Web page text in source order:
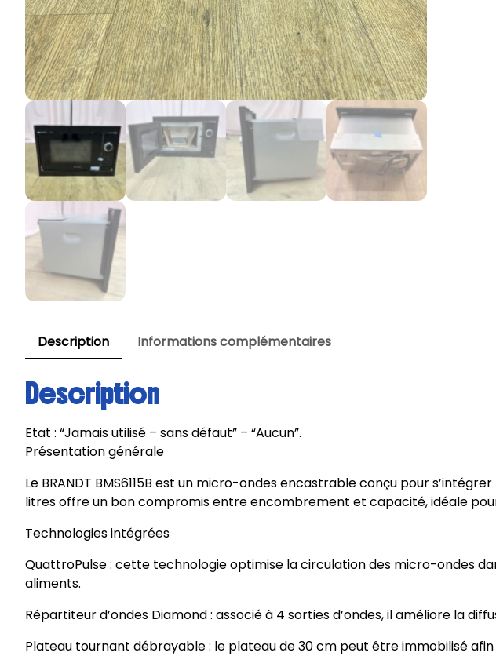
Description Informations complémentaires
Description
Etat : “Jamais utilisé – sans défaut” – “Aucun”.
Présentation générale
Le BRANDT BMS6115B est un micro-ondes encastrable conçu pour
litres offre un bon compromis entre encombrement et capacité, idéale
Technologies intégrées
QuattroPulse : cette technologie optimise la circulation des micro-ondes
aliments.
Répartiteur d’ondes Diamond : associé à 4 sorties d’ondes, il améliore la
Plateau tournant débrayable : le plateau de 30 cm peut être immobilisé